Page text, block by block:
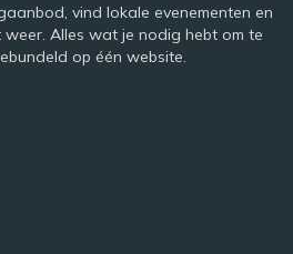
vind lokale evenementen en
Alles wat je nodig hebt om te
op één website.